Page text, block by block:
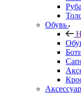
Обувь